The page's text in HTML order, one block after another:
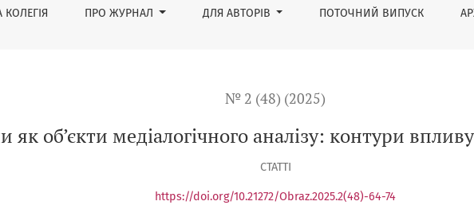
КОЛЕГІЯ ПРО ЖУРНАЛ ДЛЯ АВТОРІВ ПОТОЧНИЙ ВИПУСК
№ 2 (48) (2025)
як об’єкти медіалогічного аналізу: контури
СТАТТІ
https://doi.org/10.21272/Obraz.2025.2(48)-64-74